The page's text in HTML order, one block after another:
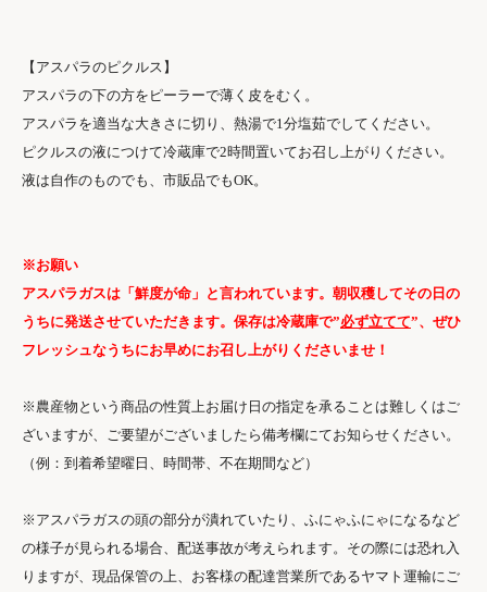
【アスパラのピクルス】
アスパラの下の方をピーラーで薄く皮をむく。
アスパラを適当な大きさに切り、熱湯で1分塩茹でしてください。
ピクルスの液につけて冷蔵庫で2時間置いてお召し上がりください。
液は自作のものでも、市販品でもOK。
※お願い
アスパラガスは「鮮度が命」と言われています。朝収穫してその日の
うちに発送させていただきます。保存は冷蔵庫で”必ず立てて”、ぜひ
フレッシュなうちにお早めにお召し上がりくださいませ！
※農産物という商品の性質上お届け日の指定を承ることは難しくはご
ざいますが、ご要望がございましたら備考欄にてお知らせください。
（例：到着希望曜日、時間帯、不在期間など）
※アスパラガスの頭の部分が潰れていたり、ふにゃふにゃになるなど
の様子が見られる場合、配送事故が考えられます。その際には恐れ入
りますが、現品保管の上、お客様の配達営業所であるヤマト運輸にご